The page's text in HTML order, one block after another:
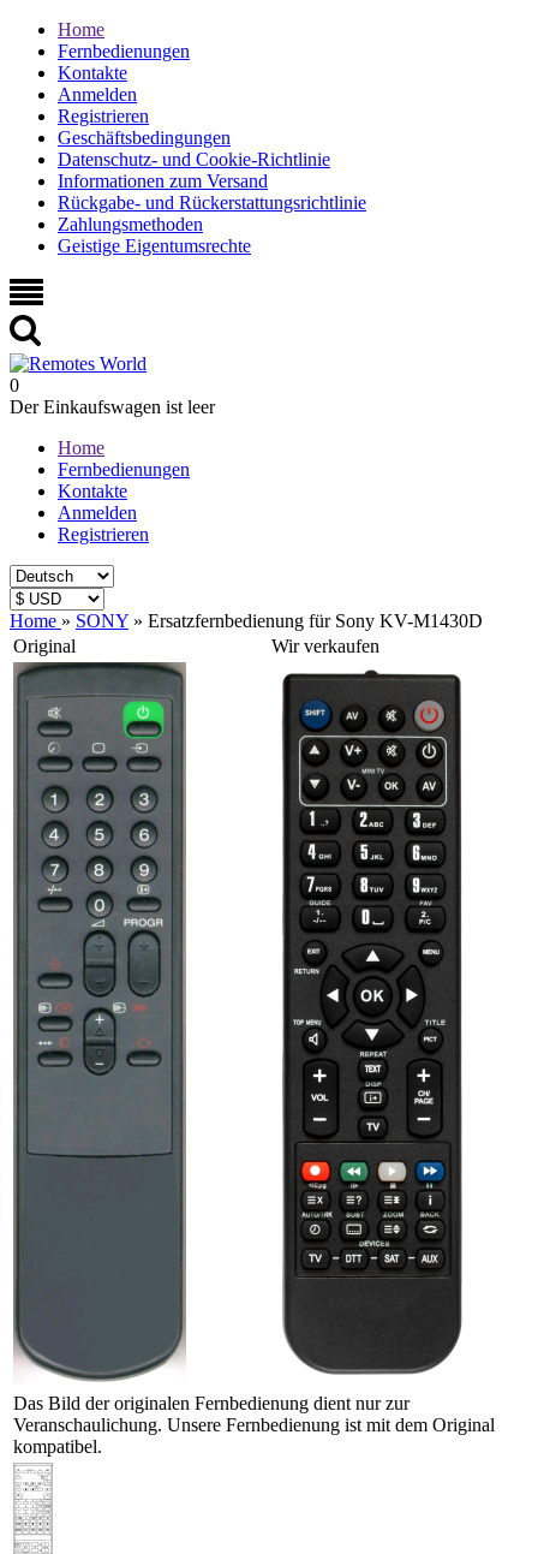
Home
Fernbedienungen
Kontakte
Anmelden
Registrieren
Geschäftsbedingungen
Datenschutz- und Cookie-Richtlinie
Informationen zum Versand
Rückgabe- und Rückerstattungsrichtlinie
Zahlungsmethoden
Geistige Eigentumsrechte
0
Der Einkaufswagen ist leer
Home
Fernbedienungen
Kontakte
Anmelden
Registrieren
Home » SONY » Ersatzfernbedienung für Sony KV-M1430D
Original
Wir verkaufen
Das Bild der originalen Fernbedienung dient nur zur
Veranschaulichung. Unsere Fernbedienung ist mit dem Original
kompatibel.